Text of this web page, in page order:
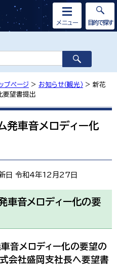
メニュー 目的で探す
プページ > お知らせ（観光） > 新花
要望書提出
発車音メロディー化
日 令和4年12月27日
車音メロディー化の要
音メロディー化の要望の
会社盛岡支社長へ要望書